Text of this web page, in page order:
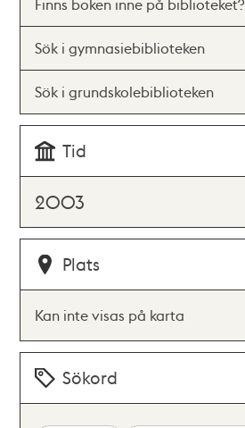
Finns boken inne på biblioteket?
Sök i gymnasiebiblioteken
Sök i grundskolebiblioteken
Tid
2003
Plats
Kan inte visas på karta
Sökord